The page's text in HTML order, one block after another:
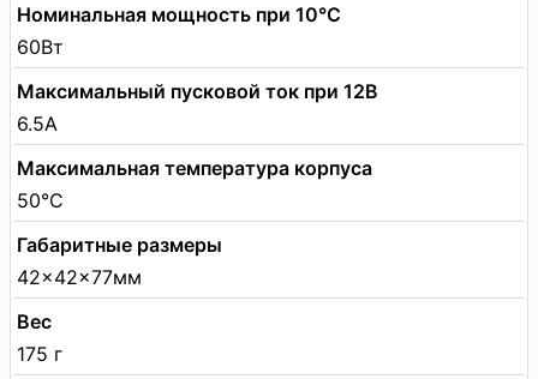
Номинальная мощность при 10°C
60Вт
Максимальный пусковой ток при 12В
6.5А
Максимальная температура корпуса
50°C
Габаритные размеры
42×42×77мм
Вес
175 г